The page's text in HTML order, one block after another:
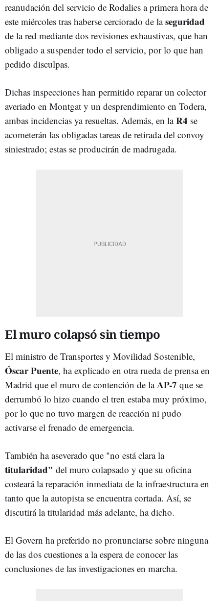
reanudación del servicio de Rodalies a primera hora de
este miércoles tras haberse cerciorado de laseguridad
de la red mediante dos revisiones exhaustivas, que han
obligado a suspender todo el servicio, por lo que han
pedido disculpas.
Dichas inspecciones han permitido reparar un colector
averiado en Montgat y un desprendimiento en Todera,
ambas incidencias ya resueltas. Además, en laR4 se
acometerán las obligadas tareas de retirada del convoy
siniestrado; estas se producirán de madrugada.
El muro colapsó sin tiempo
El ministro de Transportes y Movilidad Sostenible,
Óscar Puente, ha explicado en otra rueda de prensa en
Madrid que el muro de contención de laAP-7 que se
derrumbó lo hizo cuando el tren estaba muy próximo,
por lo que no tuvo margen de reacción ni pudo
activarse el frenado de emergencia.
También ha aseverado que "no está clara la
titularidad" del muro colapsado y que su oficina
costeará la reparación inmediata de la infraestructura en
tanto que la autopista se encuentra cortada. Así, se
discutirá la titularidad más adelante, ha dicho.
El Govern ha preferido no pronunciarse sobre ninguna
de las dos cuestiones a la espera de conocer las
conclusiones de las investigaciones en marcha.